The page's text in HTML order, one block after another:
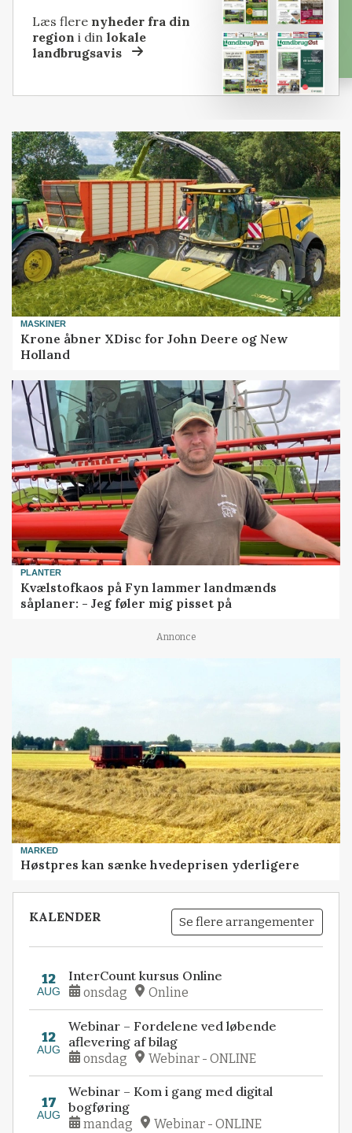
Læs flere nyheder fra din
region i dinlokale
landbrugsavis
MASKINER
Krone åbner XDisc for John Deere og New
Holland
PLANTER
Kvælstofkaos på Fyn lammer landmænds
såplaner: - Jeg føler mig pisset på
Annonce
MARKED
Høstpres kan sænke hvedeprisen yderligere
KALENDER Se flere arrangementer
12
AUG
InterCount kursus Online
onsdag Online
12
AUG
Webinar – Fordelene ved løbende
aflevering af bilag
onsdag Webinar - ONLINE
17
AUG
Webinar – Kom i gang med digital
bogføring
mandag Webinar - ONLINE